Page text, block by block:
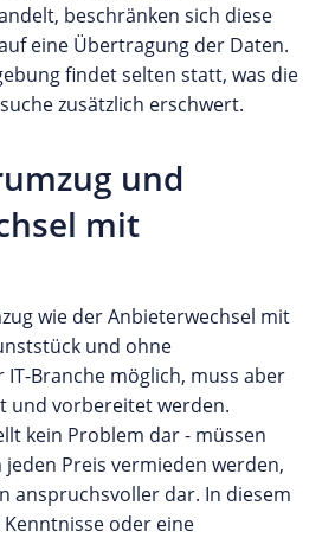
beschränken sich diese
eine Übertragung der Daten.
findet selten statt, was die
zusätzlich erschwert.
und
mit
wie der Anbieterwechsel mit
und ohne
IT-Branche möglich, muss aber
und vorbereitet werden.
kein Problem dar - müssen
Preis vermieden werden,
anspruchsvoller dar. In diesem
oder eine